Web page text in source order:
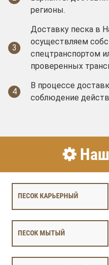
регионы.
3
Доставку песка в
осуществляем
спецтранспортом
проверенных
4
В процессе
соблюдение
ПЕСОК КАРЬЕРНЫЙ
ПЕСОК МЫТЫЙ